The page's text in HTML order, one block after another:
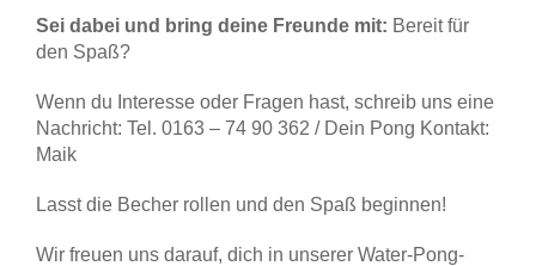
Sei dabei und bring deine Freunde mit: Bereit für
den Spaß?
Wenn du Interesse oder Fragen hast, schreib uns eine
Nachricht: Tel. 0163 – 74 90 362 / Dein Pong Kontakt:
Maik
Lasst die Becher rollen und den Spaß beginnen!
Wir freuen uns darauf, dich in unserer Water-Pong-